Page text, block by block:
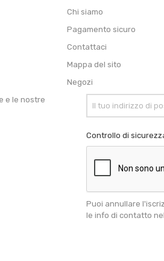
Chi siamo
Pagamento sicuro
Contattaci
Mappa del sito
Negozi
e le nostre
Controllo di
Puoi annullare
le info di contatto